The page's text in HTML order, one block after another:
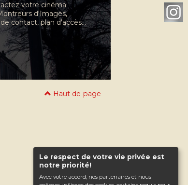
Le respect de votre vie privée est
notre priorité!
Avec votre accord, nos partenaires et nous-
votre cinéma
d'Images,
contact, plan d'accès...
Haut de page